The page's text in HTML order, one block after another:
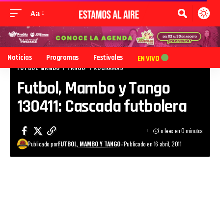
Aa
Noticias Programas Festivales EN VIVO
FUTBOL MAMBO Y TANGO PROGRAMAS
Futbol, Mambo y Tango
130411: Cascada futbolera
Publicado porFUTBOL, MAMBO Y TANGO Publicado en 16 abril, 2011
Lo lees en 0 minutos